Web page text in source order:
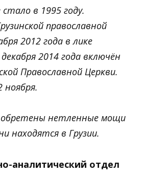
в 1995 году.
православной
2012 года в лике
2014 года включён
Православной Церкви.
нетленные мощи
находятся в Грузии.
аналитический отдел